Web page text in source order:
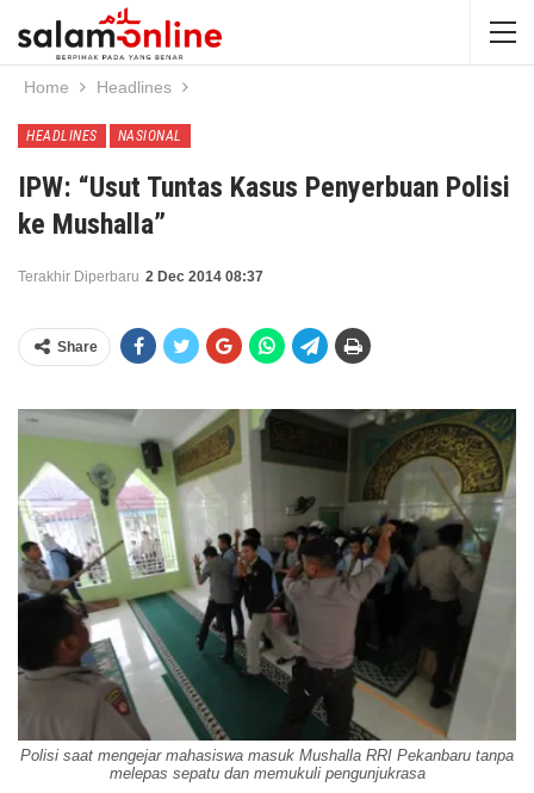
Home Headlines
HEADLINES NASIONAL
IPW: “Usut Tuntas Kasus Penyerbuan Polisi
ke Mushalla”
Terakhir Diperbaru 2 Dec 2014 08:37
Share
Polisi saat mengejar mahasiswa masuk Mushalla RRI Pekanbaru tanpa
melepas sepatu dan memukuli pengunjukrasa